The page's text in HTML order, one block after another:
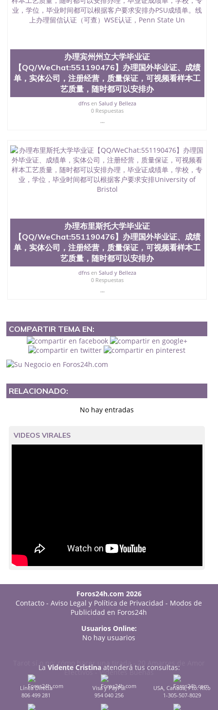
办理宾州州立大学毕业证
【QQ/WeChat:551190476】办理国外毕业证、成绩
单，实体公司，注册经营，质量保证，可视频看样本工
艺质量，随时都可以安排办
dfnsen Salud y Belleza
0 Respuestas
...
办理布里斯托大学毕业证
【QQ/WeChat:551190476】办理国外毕业证、成绩
单，实体公司，注册经营，质量保证，可视频看样本工
艺质量，随时都可以安排办
dfnsen Salud y Belleza
0 Respuestas
...
COMPARTIR TEMA EN:
RELACIONADO:
No hay entradas
VIDEOS VIRALES
Foros24h.com 2026
Contacto -Aviso Legal y Política de Privacidad - Modos de
Publicidad en Foros24h
Usuarios Online:
No hay usuarios
Tarot sí o no: cómo hacer una tirada-
20 Amarres de Amor
Efectivos-Videntes Buenas
La Vidente Cristinaatenderá tus consultas:
Línea Directa
806 499 281
Visa y PayPal
954 040 256
USA, Canadá, Pto. Rico
1-305-507-8029